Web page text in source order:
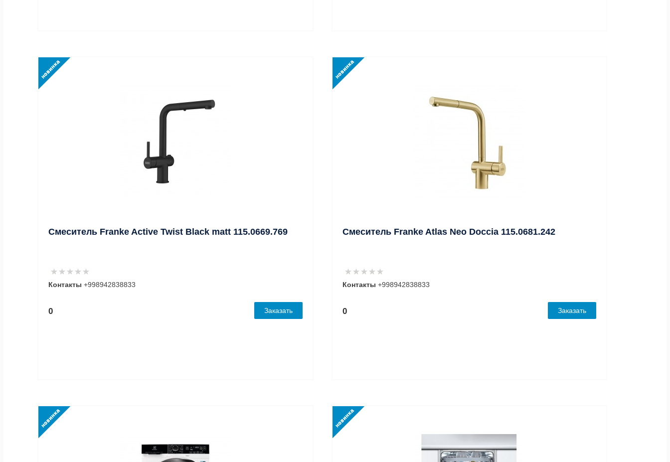
Смеситель Franke Active Twist Black matt 115.0669.769
Контакты +998942838833
0 Заказать
Смеситель Franke Atlas Neo Doccia 115.0681.242
Контакты +998942838833
0 Заказать